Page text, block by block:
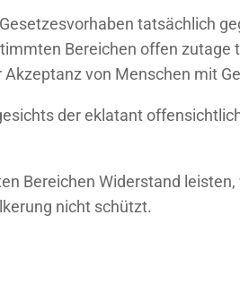
tatsächlich
Bereichen offen zutage
von Menschen mit
der eklatant
Bereichen Widerstand
nicht schützt.